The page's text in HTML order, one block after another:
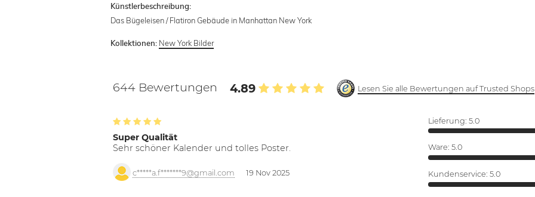
Künstlerbeschreibung:
Das Bügeleisen / Flatiron Gebäude in Manhattan New York
Kollektionen: New York Bilder
644 Bewertungen 4.89 Lesen Sie alle Bewertungen auf Trusted Shops
Super Qualität
Sehr schöner Kalender und tolles Poster.
c*****a.f*******9@gmail.com 19 Nov 2025
Lieferung: 5.0
Ware: 5.0
Kundenservice: 5.0